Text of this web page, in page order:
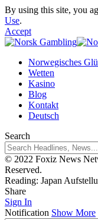
By using this site, you
Use.
Accept
Norwegisches
Wetten
Kasino
Blog
Kontakt
Deutsch
Search
© 2022 Foxiz News
Reserved.
Reading: Japan
Share
Sign In
Notification Show More